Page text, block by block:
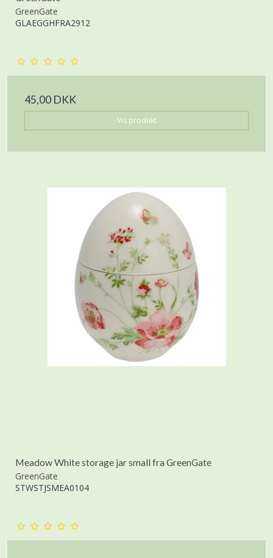
GreenGate
GLAEGGHFRA2912
45,00 DKK
Vis produkt
Meadow White storage jar small fra GreenGate
GreenGate
STWSTJSMEA0104